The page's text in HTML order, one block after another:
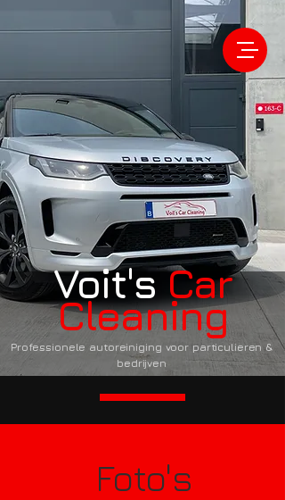
Voit'sCar
Cleaning
Professionele autoreiniging voor particulieren &
bedrijven
Foto's